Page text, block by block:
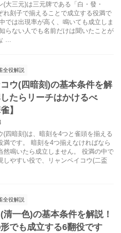
(大三元)は三元牌である「白・發・
れ刻子で揃えることで成立する役満で
では出現率が高く、鳴いても成立しま
らない人でも名前だけは聞いたことが
...
全役解説
ウ(四暗刻)の基本条件を解
たらリーチはかけるべ
】
(四暗刻)は、暗刻を4つと雀頭を揃える
満です。 暗刻を4つ揃えなければなら
然鳴いたら成立しません。 役満の中で
しやすい役で、リャンペイコウ(二盃
全役解説
清一色)の基本条件を解説！
でも成立する6翻役です